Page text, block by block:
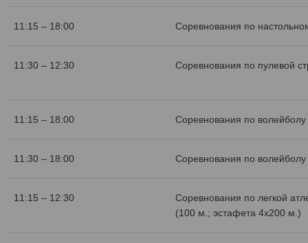
11:15 – 18:00 Соревнования по
11:30 – 12:30 Соревнования по пулевой
11:15 – 18:00 Соревнования по
11:30 – 18:00 Соревнования по
11:15 – 12:30
Соревнования по легкой
(100 м.; эстафета 4х200 м.)